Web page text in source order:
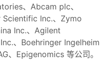
、Abcam plc、
Scientific Inc.、Zymo
Inc.、Agilent
、Boehringer Ingelheim
、Epigenomics 等公司。